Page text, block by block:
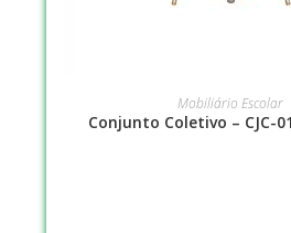
LEIA MAIS
Mobiliário Escolar
Conjunto Coletivo – CJC-